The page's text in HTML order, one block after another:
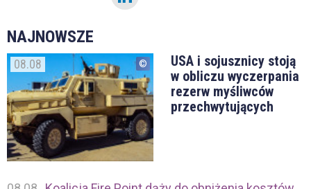
NAJNOWSZE
08.08
USA i sojusznicy stoją
w obliczu wyczerpania
rezerw myśliwców
przechwytujących